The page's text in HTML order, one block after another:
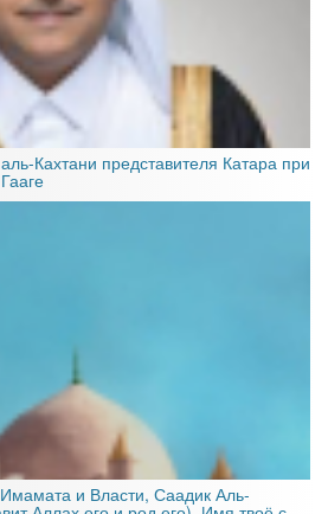
Кахтани представителя Катара при
и Власти, Саадик Аль-